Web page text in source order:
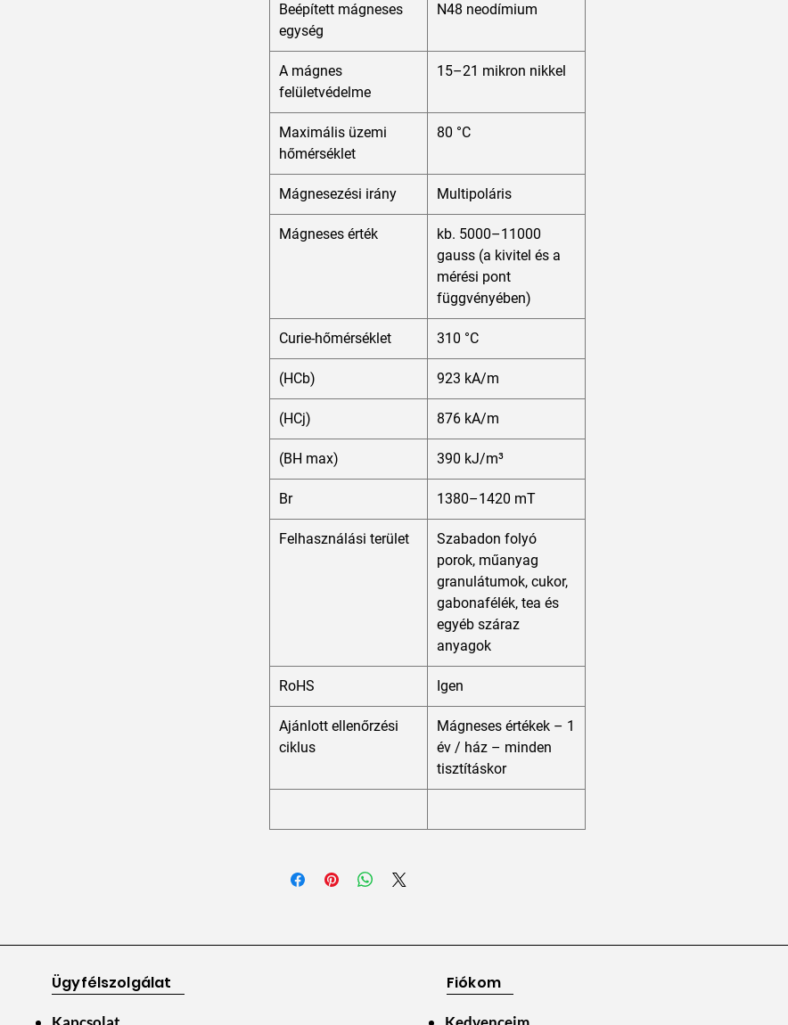
Beépített mágneses
egység
N48 neodímium
A mágnes
felületvédelme
15–21 mikron nikkel
Maximális üzemi
hőmérséklet
80 °C
Mágnesezési irány Multipoláris
Mágneses érték
kb. 5000–11000
gauss (a kivitel és a
mérési pont
függvényében)
Curie-hőmérséklet 310 °C
(HCb) 923 kA/m
(HCj) 876 kA/m
(BH max) 390 kJ/m³
Br 1380–1420 mT
Felhasználási terület
Szabadon folyó
porok, műanyag
granulátumok, cukor,
gabonafélék, tea és
egyéb száraz
anyagok
RoHS Igen
Ajánlott ellenőrzési
ciklus
Mágneses értékek – 1
év / ház – minden
tisztításkor
Ügyfélszolgálat Fiókom